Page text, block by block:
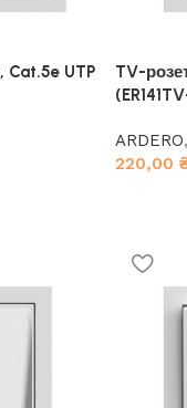
Cat.5e UTP
TV-
ARDERO,
220,00